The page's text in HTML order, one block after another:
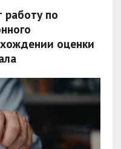
работу по
оценки